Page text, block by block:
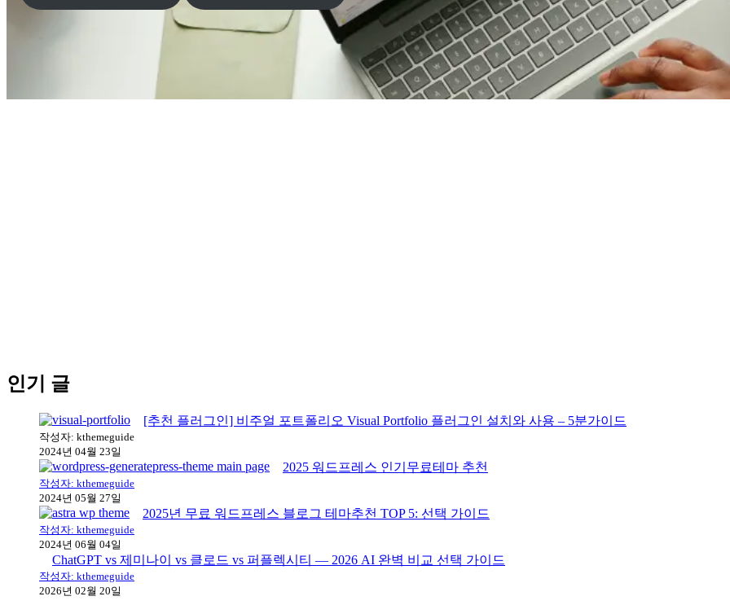
인기 글
[추천 플러그인] 비주얼 포트폴리오 Visual Portfolio 플러그인 설치와 사용 – 5분가이드
작성자: kthemeguide
2024년 04월 23일
2025 워드프레스 인기무료테마 추천
작성자: kthemeguide
2024년 05월 27일
2025년 무료 워드프레스 블로그 테마추천 TOP 5: 선택 가이드
작성자: kthemeguide
2024년 06월 04일
ChatGPT vs 제미나이 vs 클로드 vs 퍼플렉시티 — 2026 AI 완벽 비교 선택 가이드
작성자: kthemeguide
2026년 02월 20일